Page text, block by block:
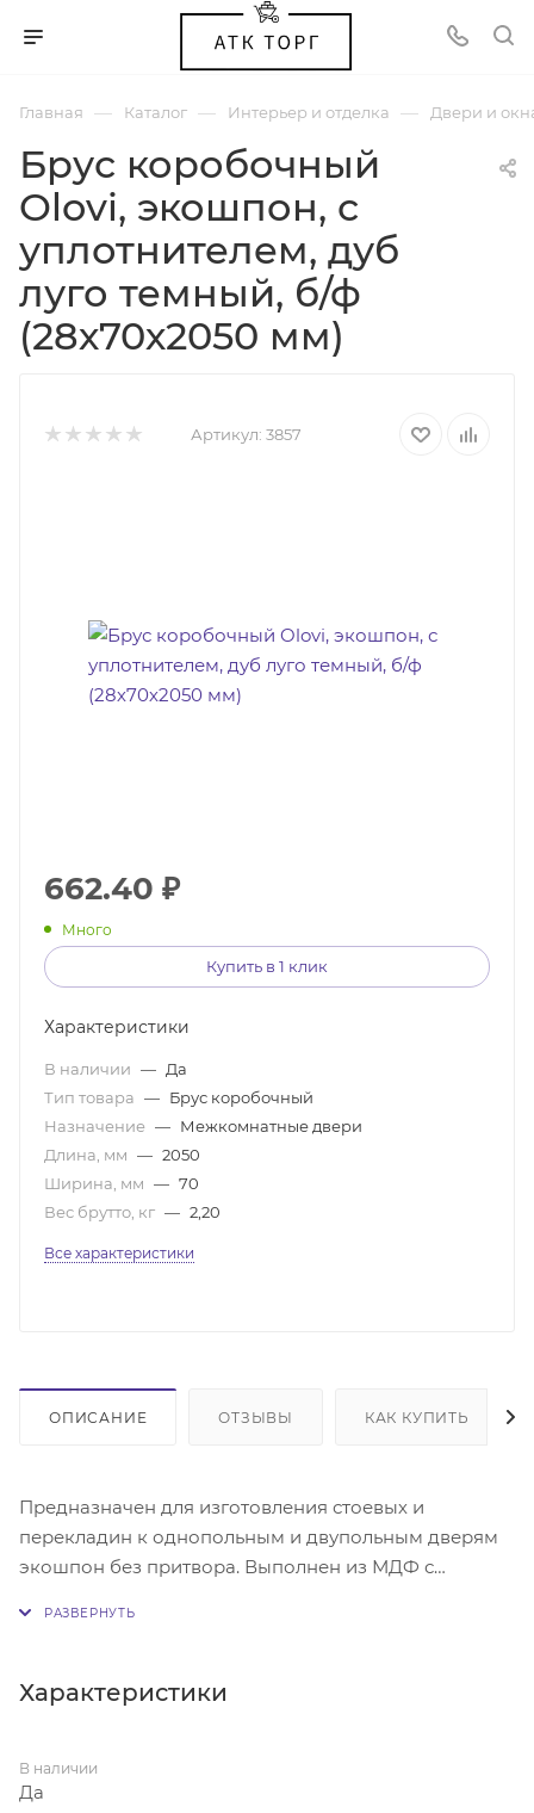
Главная — Каталог — Интерьер и отделка — Двери и
Брус коробочный
Olovi, экошпон, с
уплотнителем, дуб
луго темный, б/ф
(28х70х2050 мм)
Артикул: 3857
662.40 ₽
Много
Купить в 1 клик
Характеристики
В наличии — Да
Тип товара — Брус коробочный
Назначение — Межкомнатные двери
Длина, мм — 2050
Ширина, мм — 70
Вес брутто, кг — 2,20
Все характеристики
ОПИСАНИЕ ОТЗЫВЫ КАК КУПИТЬ
Предназначен для изготовления стоевых и
перекладин к однопольным и двупольным дверям
экошпон без притвора. Выполнен из МДФ с
2,5 шт., для двупольной 3 шт. Без фурнитуры.
Характеристики
В наличии
Да